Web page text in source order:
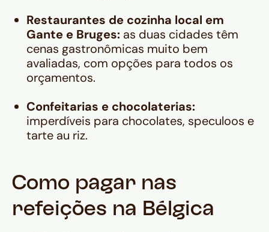
Restaurantes de cozinha local em
Gante e Bruges: as duas cidades têm
cenas gastronômicas muito bem
avaliadas, com opções para todos os
orçamentos.
Confeitarias e chocolaterias:
imperdíveis para chocolates, speculoos e
tarte au riz.
Como pagar nas
refeições na Bélgica